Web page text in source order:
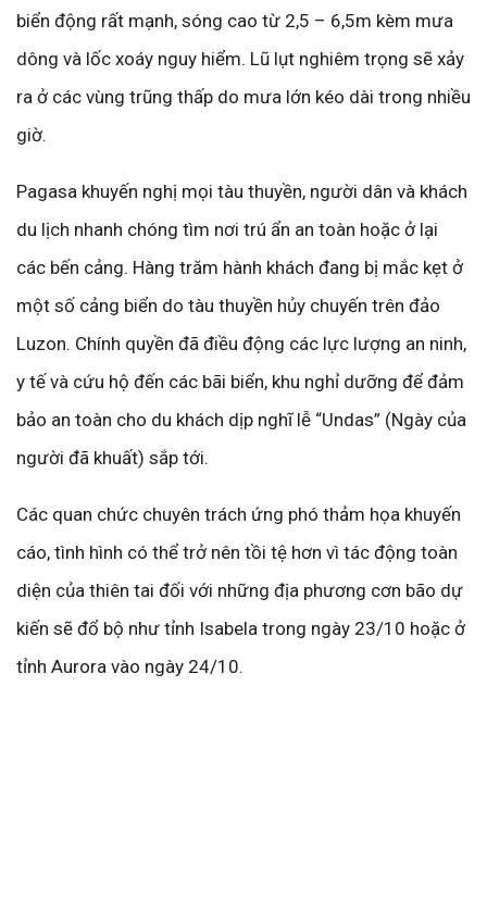
biển động rất mạnh, sóng cao từ 2,5 – 6,5m kèm mưa
dông và lốc xoáy nguy hiểm. Lũ lụt nghiêm trọng sẽ xảy
ra ở các vùng trũng thấp do mưa lớn kéo dài trong nhiều
giờ.
Pagasa khuyến nghị mọi tàu thuyền, người dân và khách
du lịch nhanh chóng tìm nơi trú ẩn an toàn hoặc ở lại
các bến cảng. Hàng trăm hành khách đang bị mắc kẹt ở
một số cảng biển do tàu thuyền hủy chuyến trên đảo
Luzon. Chính quyền đã điều động các lực lượng an ninh,
y tế và cứu hộ đến các bãi biển, khu nghỉ dưỡng để đảm
bảo an toàn cho du khách dịp nghĩ lễ “Undas” (Ngày của
người đã khuất) sắp tới.
Các quan chức chuyên trách ứng phó thảm họa khuyến
cáo, tình hình có thể trở nên tồi tệ hơn vì tác động toàn
diện của thiên tai đối với những địa phương cơn bão dự
kiến sẽ đổ bộ như tỉnh Isabela trong ngày 23/10 hoặc ở
tỉnh Aurora vào ngày 24/10.